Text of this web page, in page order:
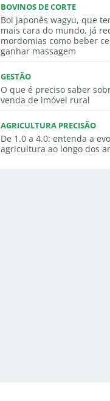
BOVINOS DE CORTE
Boi japonês wagyu, que
mais cara do mundo, já
mordomias como beber
ganhar massagem
GESTÃO
O que é preciso saber
venda de imóvel rural
AGRICULTURA PRECISÃO
De 1.0 a 4.0: entenda a
agricultura ao longo dos